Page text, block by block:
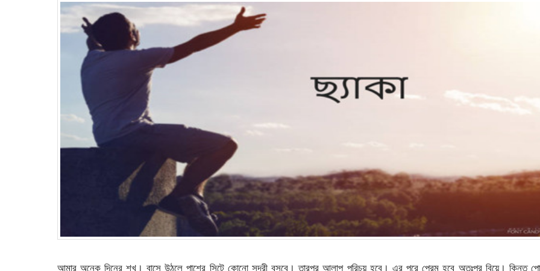
আমার অনেক দিনের শখ। বাসে উঠলে পাশের সিটে কোনো সুন্দরী বসবে। তারপর আলাপ পরিচয় হবে। এর পরে প্রেম হবে অতঃপর বিয়ে। কিন্তু